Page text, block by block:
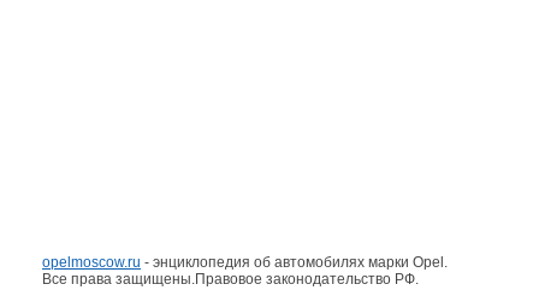
opelmoscow.ru - энциклопедия об автомобилях марки Opel.
Все права защищены.Правовое законодательство РФ.